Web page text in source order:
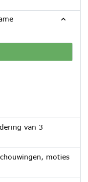
van 3
moties